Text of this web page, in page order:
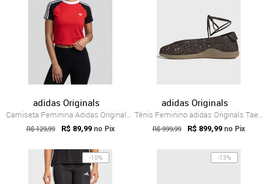
adidas Originals
Camiseta Feminina Adidas Originals SST B...
R$ 129,99 R$ 89,99 no Pix
adidas Originals
Tênis Feminino adidas Originals Taekwond...
R$ 999,99 R$ 899,99 no Pix
-10% -13%